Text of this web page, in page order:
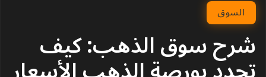
السوق
شرح سوق الذهب: كيف